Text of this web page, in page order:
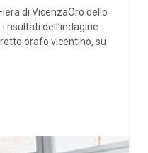
di VicenzaOro dello
risultati dell’indagine
orafo vicentino, su